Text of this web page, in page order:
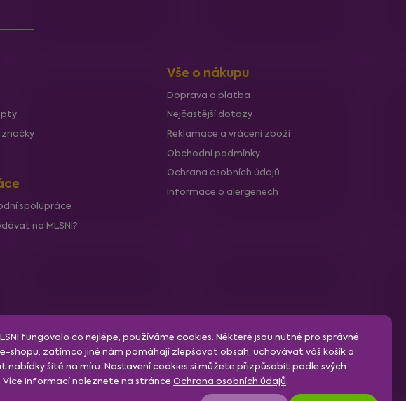
fungovalo co nejlépe, používáme cookies. Některé jsou nutné pro správné
shopu, zatímco jiné nám pomáhají zlepšovat obsah, uchovávat váš košík a
nabídky šité na míru. Nastavení cookies si můžete přizpůsobit podle svých
Více informací naleznete na stránce Ochrana osobních údajů.
spolupráce
na MLSNI?
Vše o nákupu
Doprava a platba
Nejčastější dotazy
Reklamace a vrácení zboží
Obchodní podmínky
Ochrana osobních údajů
Informace o alergenech